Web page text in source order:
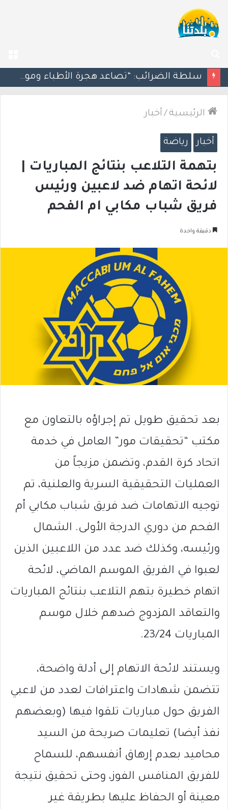
عن
مسؤول إسرائيلي: الحكومة اللبنانية وافقت على وجود الجيش الإسرائيلي داخل أراضيها
الرئيسية / أخبار
أخبار رياضة
بتهمة التلاعب بنتائج المباريات |
لائحة اتهام ضد لاعبين ورئيس
فريق شباب مكابي ام الفحم
دقيقة واحدة
بعد تحقيق طويل تم إجراؤه بالتعاون مع
مكتب “تحقيقات مور” العامل في خدمة
اتحاد كرة القدم، وتضمن مزيجاً من
العمليات التحقيقية السرية والعلنية، تم
توجيه الاتهامات ضد فريق شباب مكابي أم
الفحم من دوري الدرجة الأولى. الشمال
ورئيسه، وكذلك ضد عدد من اللاعبين الذين
لعبوا في الفريق الموسم الماضي، لائحة
اتهام خطيرة بتهم التلاعب بنتائج المباريات
والتعاقد المزدوج ضدهم خلال موسم
المباريات 23/24.
ويستند لائحة الاتهام إلى أدلة واضحة،
تتضمن شهادات واعترافات لعدد من لاعبي
الفريق حول مباريات تلقوا فيها (وبعضهم
نفذ أيضا) تعليمات صريحة من السيد
محاميد بعدم إرهاق أنفسهم، للسماح
للفريق المنافس الفوز، وحتى تحقيق نتيجة
معينة أو الحفاظ عليها بطريقة غير